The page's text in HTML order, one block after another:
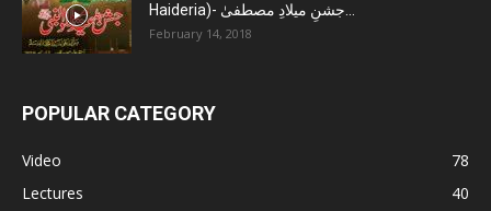
Haideria)- جشنِ میلادِ مصطفیٰ...
February 14, 2018
POPULAR CATEGORY
Video
78
Lectures
40